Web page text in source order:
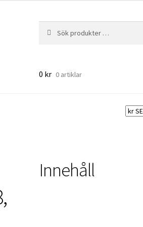
efter:
0 kr 0 artiklar
Innehåll